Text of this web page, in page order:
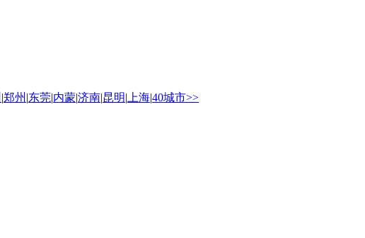
|郑州 |东莞|内蒙|济南|昆明| 上海|40城市>>